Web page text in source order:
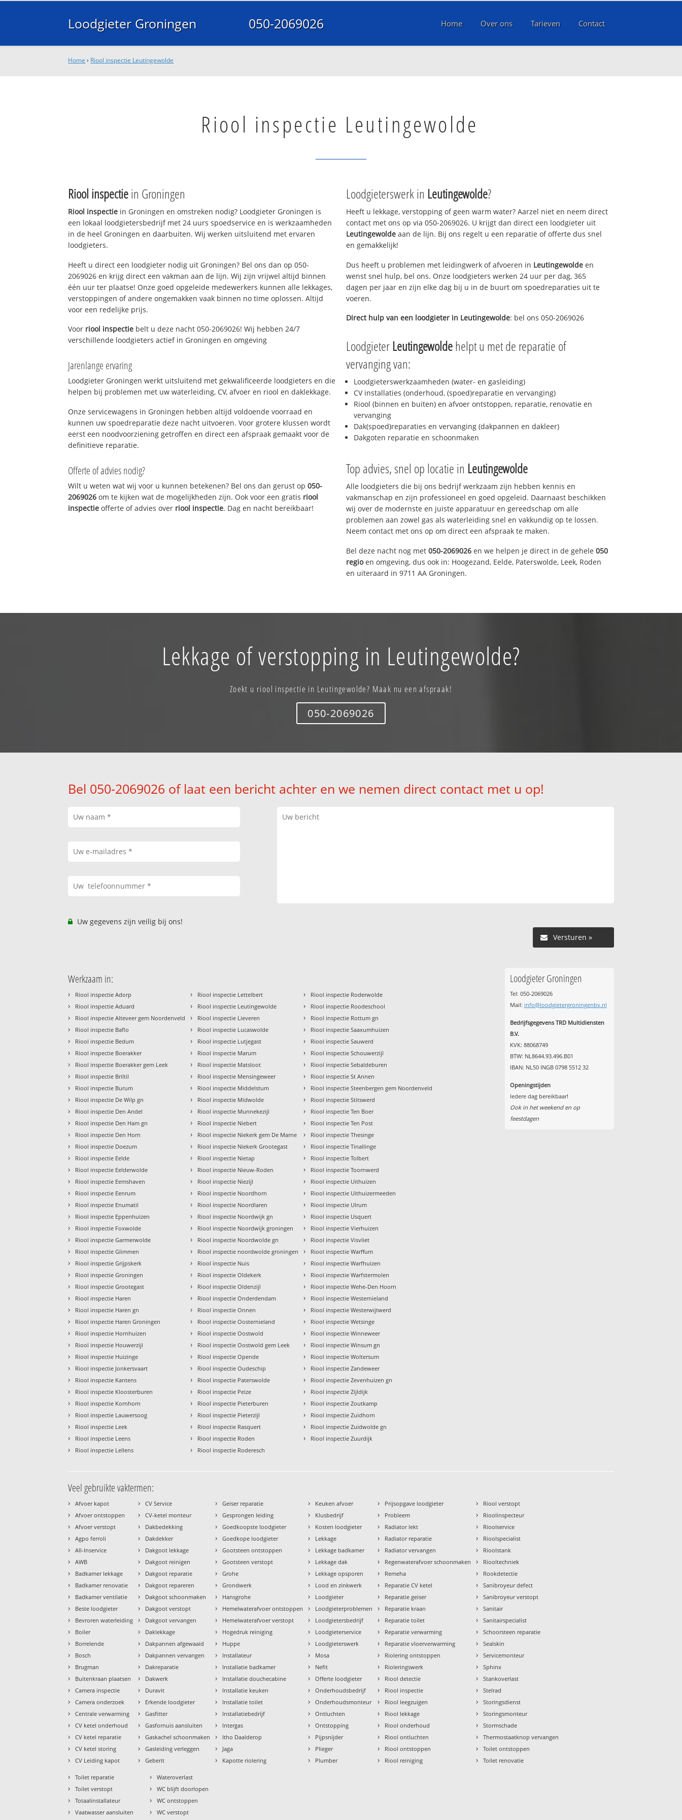
Loodgieter Groningen 050-2069026 Home Over ons Tarieven Contact
Home › Riool inspectie Leutingewolde
Riool inspectie Leutingewolde
Riool inspectiein Groningen
Riool inspectie in Groningen en omstreken nodig? Loodgieter Groningen is
een lokaal loodgietersbedrijf met 24 uurs spoedservice en is werkzaamheden
in de heel Groningen en daarbuiten. Wij werken uitsluitend met ervaren
loodgieters.
Heeft u direct een loodgieter nodig uit Groningen? Bel ons dan op 050-
2069026 en krijg direct een vakman aan de lijn. Wij zijn vrijwel altijd binnen
één uur ter plaatse! Onze goed opgeleide medewerkers kunnen alle lekkages,
verstoppingen of andere ongemakken vaak binnen no time oplossen. Altijd
voor een redelijke prijs.
Voor riool inspectie belt u deze nacht 050-2069026! Wij hebben 24/7
verschillende loodgieters actief in Groningen en omgeving
Jarenlange ervaring
Loodgieter Groningen werkt uitsluitend met gekwalificeerde loodgieters en die
helpen bij problemen met uw waterleiding, CV, afvoer en riool en daklekkage.
Onze servicewagens in Groningen hebben altijd voldoende voorraad en
kunnen uw spoedreparatie deze nacht uitvoeren. Voor grotere klussen wordt
eerst een noodvoorziening getroffen en direct een afspraak gemaakt voor de
definitieve reparatie.
Offerte of advies nodig?
Wilt u weten wat wij voor u kunnen betekenen? Bel ons dan gerust op050-
2069026 om te kijken wat de mogelijkheden zijn. Ook voor een gratis riool
inspectie offerte of advies over riool inspectie. Dag en nacht bereikbaar!
Loodgieterswerk in Leutingewolde?
Heeft u lekkage, verstopping of geen warm water? Aarzel niet en neem direct
contact met ons op via 050-2069026. U krijgt dan direct een loodgieter uit
Leutingewolde aan de lijn. Bij ons regelt u een reparatie of offerte dus snel
en gemakkelijk!
Dus heeft u problemen met leidingwerk of afvoeren in Leutingewolde en
wenst snel hulp, bel ons. Onze loodgieters werken 24 uur per dag, 365
dagen per jaar en zijn elke dag bij u in de buurt om spoedreparaties uit te
voeren.
Direct hulp van een loodgieter in Leutingewolde: bel ons 050-2069026
Loodgieter Leutingewoldehelpt u met de reparatie of
vervanging van:
Loodgieterswerkzaamheden (water- en gasleiding)
CV installaties (onderhoud, (spoed)reparatie en vervanging)
Riool (binnen en buiten) en afvoer ontstoppen, reparatie, renovatie en
vervanging
Dak(spoed)reparaties en vervanging (dakpannen en dakleer)
Dakgoten reparatie en schoonmaken
Top advies, snel op locatie in Leutingewolde
Alle loodgieters die bij ons bedrijf werkzaam zijn hebben kennis en
vakmanschap en zijn professioneel en goed opgeleid. Daarnaast beschikken
wij over de modernste en juiste apparatuur en gereedschap om alle
problemen aan zowel gas als waterleiding snel en vakkundig op te lossen.
Neem contact met ons op om direct een afspraak te maken.
Bel deze nacht nog met 050-2069026 en we helpen je direct in de gehele 050
regioen omgeving, dus ook in: Hoogezand, Eelde, Paterswolde, Leek, Roden
en uiteraard in 9711 AA Groningen.
Lekkage of verstopping in Leutingewolde?
Zoekt u riool inspectie in Leutingewolde? Maak nu een afspraak!
050-2069026
Bel 050-2069026 of laat een bericht achter en we nemen direct contact met u op!
Uw gegevens zijn veilig bij ons!
Versturen »
Werkzaam in:
› Riool inspectie Adorp
› Riool inspectie Aduard
› Riool inspectie Alteveer gem Noordenveld
› Riool inspectie Baflo
› Riool inspectie Bedum
› Riool inspectie Boerakker
› Riool inspectie Boerakker gem Leek
› Riool inspectie Briltil
› Riool inspectie Burum
› Riool inspectie De Wilp gn
› Riool inspectie Den Andel
› Riool inspectie Den Ham gn
› Riool inspectie Den Horn
› Riool inspectie Doezum
› Riool inspectie Eelde
› Riool inspectie Eelderwolde
› Riool inspectie Eemshaven
› Riool inspectie Eenrum
› Riool inspectie Enumatil
› Riool inspectie Eppenhuizen
› Riool inspectie Foxwolde
› Riool inspectie Garmerwolde
› Riool inspectie Glimmen
› Riool inspectie Grijpskerk
› Riool inspectie Groningen
› Riool inspectie Grootegast
› Riool inspectie Haren
› Riool inspectie Haren gn
› Riool inspectie Haren Groningen
› Riool inspectie Hornhuizen
› Riool inspectie Houwerzijl
› Riool inspectie Huizinge
› Riool inspectie Jonkersvaart
› Riool inspectie Kantens
› Riool inspectie Kloosterburen
› Riool inspectie Kornhorn
› Riool inspectie Lauwersoog
› Riool inspectie Leek
› Riool inspectie Leens
› Riool inspectie Lellens
› Riool inspectie Lettelbert
› Riool inspectie Leutingewolde
› Riool inspectie Lieveren
› Riool inspectie Lucaswolde
› Riool inspectie Lutjegast
› Riool inspectie Marum
› Riool inspectie Matsloot
› Riool inspectie Mensingeweer
› Riool inspectie Middelstum
› Riool inspectie Midwolde
› Riool inspectie Munnekezijl
› Riool inspectie Niebert
› Riool inspectie Niekerk gem De Marne
› Riool inspectie Niekerk Grootegast
› Riool inspectie Nietap
› Riool inspectie Nieuw-Roden
› Riool inspectie Niezijl
› Riool inspectie Noordhorn
› Riool inspectie Noordlaren
› Riool inspectie Noordwijk gn
› Riool inspectie Noordwijk groningen
› Riool inspectie Noordwolde gn
› Riool inspectie noordwolde groningen
› Riool inspectie Nuis
› Riool inspectie Oldekerk
› Riool inspectie Oldenzijl
› Riool inspectie Onderdendam
› Riool inspectie Onnen
› Riool inspectie Oosternieland
› Riool inspectie Oostwold
› Riool inspectie Oostwold gem Leek
› Riool inspectie Opende
› Riool inspectie Oudeschip
› Riool inspectie Paterswolde
› Riool inspectie Peize
› Riool inspectie Pieterburen
› Riool inspectie Pieterzijl
› Riool inspectie Rasquert
› Riool inspectie Roden
› Riool inspectie Roderesch
› Riool inspectie Roderwolde
› Riool inspectie Roodeschool
› Riool inspectie Rottum gn
› Riool inspectie Saaxumhuizen
› Riool inspectie Sauwerd
› Riool inspectie Schouwerzijl
› Riool inspectie Sebaldeburen
› Riool inspectie St Annen
› Riool inspectie Steenbergen gem Noordenveld
› Riool inspectie Stitswerd
› Riool inspectie Ten Boer
› Riool inspectie Ten Post
› Riool inspectie Thesinge
› Riool inspectie Tinallinge
› Riool inspectie Tolbert
› Riool inspectie Toornwerd
› Riool inspectie Uithuizen
› Riool inspectie Uithuizermeeden
› Riool inspectie Ulrum
› Riool inspectie Usquert
› Riool inspectie Vierhuizen
› Riool inspectie Visvliet
› Riool inspectie Warffum
› Riool inspectie Warfhuizen
› Riool inspectie Warfstermolen
› Riool inspectie Wehe-Den Hoorn
› Riool inspectie Westernieland
› Riool inspectie Westerwijtwerd
› Riool inspectie Wetsinge
› Riool inspectie Winneweer
› Riool inspectie Winsum gn
› Riool inspectie Woltersum
› Riool inspectie Zandeweer
› Riool inspectie Zevenhuizen gn
› Riool inspectie Zijldijk
› Riool inspectie Zoutkamp
› Riool inspectie Zuidhorn
› Riool inspectie Zuidwolde gn
› Riool inspectie Zuurdijk
Loodgieter Groningen
Tel: 050-2069026
Mail: info@loodgietergroningenbv.nl
Bedrijfsgegevens TRD Multidiensten
B.V.
KVK: 88068749
BTW: NL8644.93.496.B01
IBAN: NL50 INGB 0798 5512 32
Openingstijden
Iedere dag bereikbaar!
Ook in het weekend en op
feestdagen
Veel gebruikte vaktermen:
› Afvoer kapot
› Afvoer ontstoppen
› Afvoer verstopt
› Agpo ferroli
› All-Inservice
› AWB
› Badkamer lekkage
› Badkamer renovatie
› Badkamer ventilatie
› Beste loodgieter
› Bevroren waterleiding
› Boiler
› Borrelende
› Bosch
› Brugman
› Buitenkraan plaatsen
› Camera inspectie
› Camera onderzoek
› Centrale verwarming
› CV ketel onderhoud
› CV ketel reparatie
› CV ketel storing
› CV Leiding kapot
› CV Service
› CV-ketel monteur
› Dakbedekking
› Dakdekker
› Dakgoot lekkage
› Dakgoot reinigen
› Dakgoot reparatie
› Dakgoot repareren
› Dakgoot schoonmaken
› Dakgoot verstopt
› Dakgoot vervangen
› Daklekkage
› Dakpannen afgewaaid
› Dakpannen vervangen
› Dakreparatie
› Dakwerk
› Duravit
› Erkende loodgieter
› Gasfitter
› Gasfornuis aansluiten
› Gaskachel schoonmaken
› Gasleiding verleggen
› Geberit
› Geiser reparatie
› Gesprongen leiding
› Goedkoopste loodgieter
› Goedkope loodgieter
› Gootsteen ontstoppen
› Gootsteen verstopt
› Grohe
› Grondwerk
› Hansgrohe
› Hemelwaterafvoer ontstoppen
› Hemelwaterafvoer verstopt
› Hogedruk reiniging
› Huppe
› Installateur
› Installatie badkamer
› Installatie douchecabine
› Installatie keuken
› Installatie toilet
› Installatiebedrijf
› Intergas
› Itho Daalderop
› Jaga
› Kapotte riolering
› Keuken afvoer
› Klusbedrijf
› Kosten loodgieter
› Lekkage
› Lekkage badkamer
› Lekkage dak
› Lekkage opsporen
› Lood en zinkwerk
› Loodgieter
› Loodgieterproblemen
› Loodgietersbedrijf
› Loodgieterservice
› Loodgieterswerk
› Mosa
› Nefit
› Offerte loodgieter
› Onderhoudsbedrijf
› Onderhoudsmonteur
› Ontluchten
› Ontstopping
› Pijpsnijder
› Plieger
› Plumber
› Prijsopgave loodgieter
› Probleem
› Radiator lekt
› Radiator reparatie
› Radiator vervangen
› Regenwaterafvoer schoonmaken
› Remeha
› Reparatie CV ketel
› Reparatie geiser
› Reparatie kraan
› Reparatie toilet
› Reparatie verwarming
› Reparatie vloerverwarming
› Riolering ontstoppen
› Rioleringswerk
› Riool detectie
› Riool inspectie
› Riool leegzuigen
› Riool lekkage
› Riool onderhoud
› Riool ontluchten
› Riool ontstoppen
› Riool reiniging
› Riool verstopt
› Rioolinspecteur
› Rioolservice
› Rioolspecialist
› Rioolstank
› Riooltechniek
› Rookdetectie
› Sanibroyeur defect
› Sanibroyeur verstopt
› Sanitair
› Sanitairspecialist
› Schoorsteen reparatie
› Sealskin
› Servicemonteur
› Sphinx
› Stankoverlast
› Stelrad
› Storingsdienst
› Storingsmonteur
› Stormschade
› Thermostaatknop vervangen
› Toilet ontstoppen
› Toilet renovatie
› Toilet reparatie
› Toilet verstopt
› Totaalinstallateur
› Vaatwasser aansluiten
› Wateroverlast
› WC blijft doorlopen
› WC ontstoppen
› WC verstopt